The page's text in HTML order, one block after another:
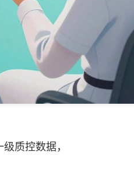
质控数据，